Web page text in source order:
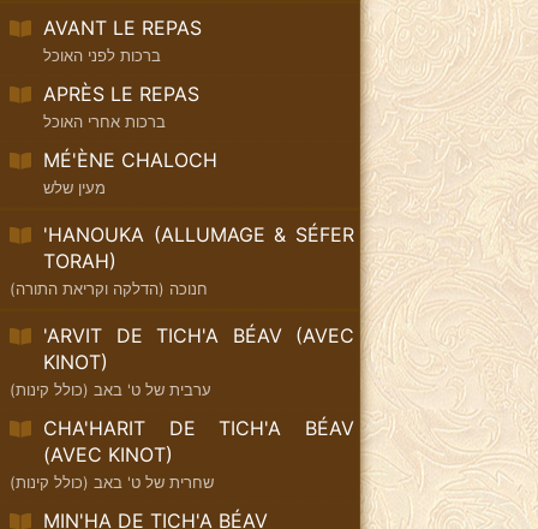
AVANT LE REPAS
ברכות לפני האוכל
APRÈS LE REPAS
ברכות אחרי האוכל
MÉ'ÈNE CHALOCH
מעין שלש
'HANOUKA (ALLUMAGE & SÉFER
TORAH)
חנוכה (הדלקה וקריאת התורה)
'ARVIT DE TICH'A BÉAV (AVEC
KINOT)
ערבית של ט' באב (כולל קינות)
CHA'HARIT DE TICH'A BÉAV
(AVEC KINOT)
שחרית של ט' באב (כולל קינות)
MIN'HA DE TICH'A BÉAV